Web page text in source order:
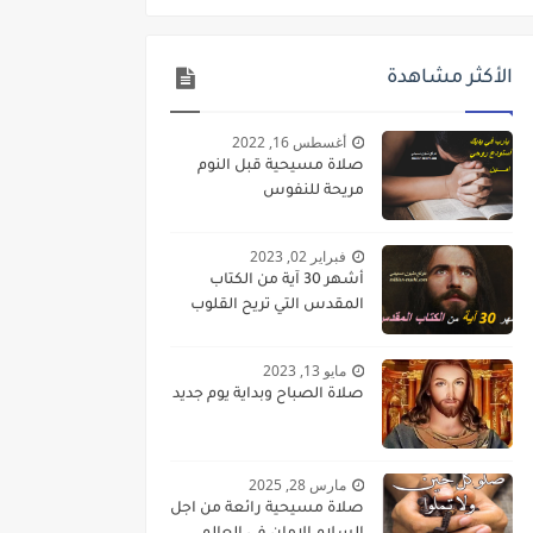
الأكثر مشاهدة
أغسطس 16, 2022
صلاة مسيحية قبل النوم
مريحة للنفوس
فبراير 02, 2023
أشهر 30 آية من الكتاب
المقدس التي تريح القلوب
مايو 13, 2023
صلاة الصباح وبداية يوم جديد
مارس 28, 2025
صلاة مسيحية رائعة من اجل